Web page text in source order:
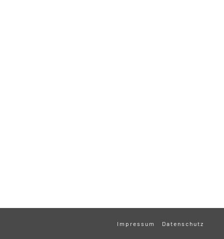
Impressum Datenschutz